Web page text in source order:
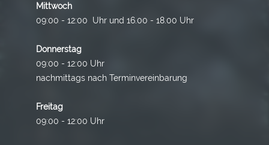
Mittwoch
09:00 - 12:00 Uhr und 16.00 - 18.00 Uhr
Donnerstag
09:00 - 12:00 Uhr
nachmittags nach Terminvereinbarung
Freitag
09:00 - 12:00 Uhr